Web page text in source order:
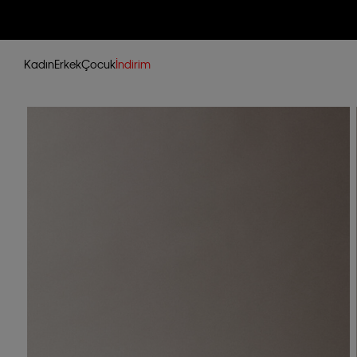
KadınErkekÇocukİndirim